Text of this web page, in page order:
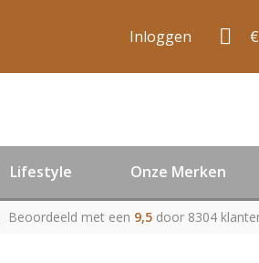
Inloggen
Lifestyle Onze Merken
Beoordeeld met een 9,5 door 8304